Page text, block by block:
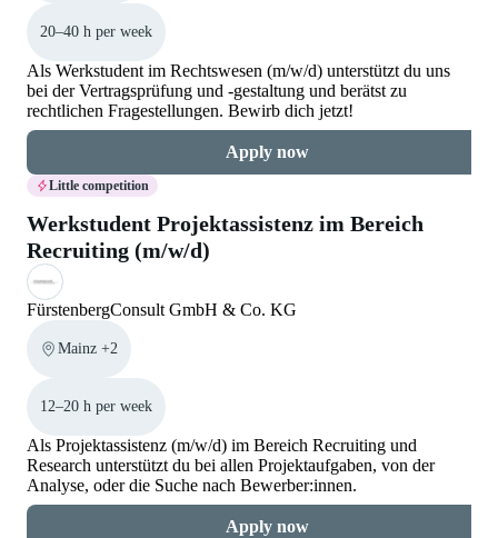
20–40 h per week
Als Werkstudent im Rechtswesen (m/w/d) unterstützt du uns
bei der Vertragsprüfung und -gestaltung und berätst zu
rechtlichen Fragestellungen. Bewirb dich jetzt!
Apply now
Little competition
Werkstudent Projektassistenz im Bereich
Recruiting (m/w/d)
FürstenbergConsult GmbH & Co. KG
Mainz +2
12–20 h per week
Als Projektassistenz (m/w/d) im Bereich Recruiting und
Research unterstützt du bei allen Projektaufgaben, von der
Analyse, oder die Suche nach Bewerber:innen.
Apply now